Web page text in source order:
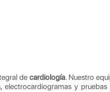
decardiología. Nuestro
electrocardiogramas y pruebas